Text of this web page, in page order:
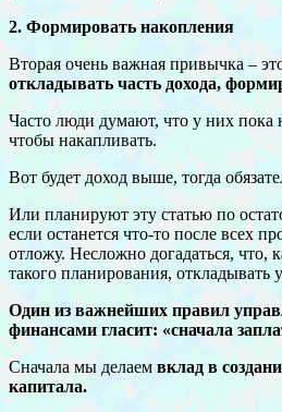
2. Формировать накопления
Вторая очень важная привычка –
откладывать часть дохода,
Часто люди думают, что у них пока
чтобы накапливать.
Вот будет доход выше, тогда
Или планируют эту статью по
если останется что-то после всех
отложу. Несложно догадаться, что,
такого планирования, откладывать
Один из важнейших правил
финансами гласит: «сначала
Сначала мы делаем вклад в
капитала.